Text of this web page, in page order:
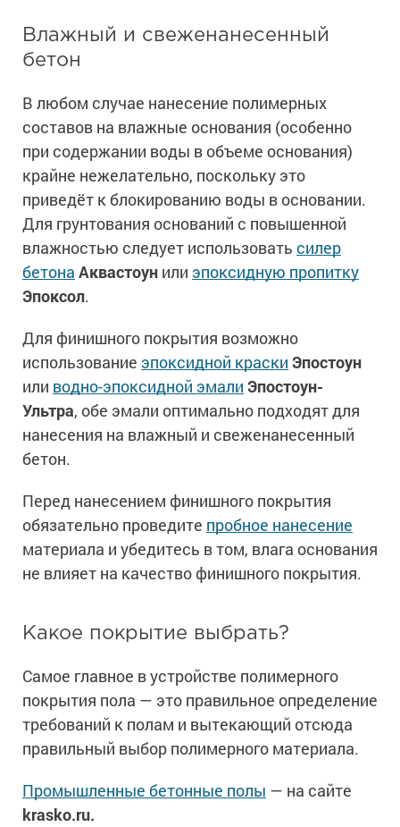
Влажный и свеженанесенный
бетон
В любом случае нанесение полимерных
составов на влажные основания (особенно
при содержании воды в объеме основания)
крайне нежелательно, поскольку это
приведёт к блокированию воды в основании.
Для грунтования оснований с повышенной
влажностью следует использовать силер
бетона Аквастоун или эпоксидную пропитку
Эпоксол.
Для финишного покрытия возможно
использование эпоксидной краски Эпостоун
или водно-эпоксидной эмали Эпостоун-
Ультра, обе эмали оптимально подходят для
нанесения на влажный и свеженанесенный
бетон.
Перед нанесением финишного покрытия
обязательно проведите пробное нанесение
материала и убедитесь в том, влага основания
не влияет на качество финишного покрытия.
Какое покрытие выбрать?
Самое главное в устройстве полимерного
покрытия пола — это правильное определение
требований к полам и вытекающий отсюда
правильный выбор полимерного материала.
Промышленные бетонные полы — на сайте
krasko.ru.